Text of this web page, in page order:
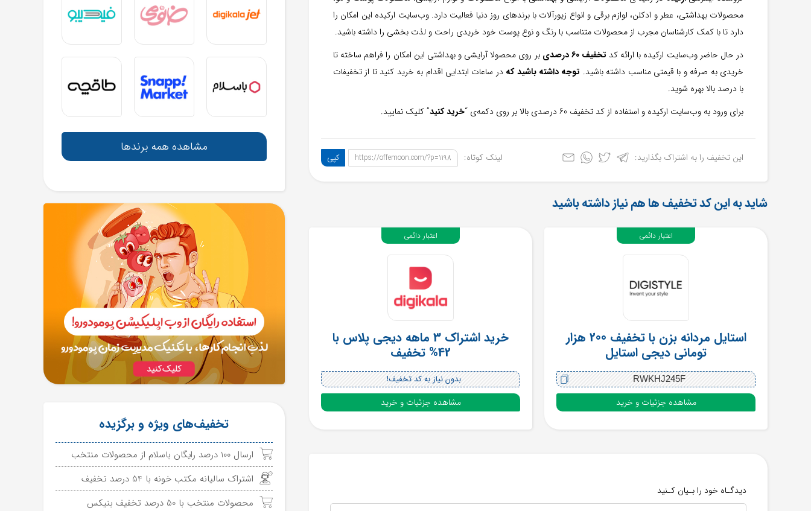
محصولات بهداشتی، عطر و ادکلن، لوازم برقی و انواع زیورآلات با برندهای روز دنیا فعالیت دارد. وب‌سایت ارکیده این امکان را
دارد تا با کمک کارشناسان مجرب از محصولات متناسب با رنگ و نوع پوست خود خریدی راحت و لذت بخشی را داشته باشید.
در حال حاضر وب‌سایت ارکیده با ارائه کد تخفیف 60 درصدی
بر روی محصولا آرایشی و بهداشتی این امکان را فراهم ساخته تا
خریدی به صرفه و با قیمتی مناسب داشته باشید. توجه داشته باشید که در ساعات ابتدایی اقدام به خرید کنید تا از تخفیفات
با درصد بالا بهره شوید.
برای ورود به وب‌سایت ارکیده و استفاده از کد تخفیف 60 درصدی بالا بر روی دکمه‌ی “
خرید کنید” کلیک نمایید.
این تخفیف را به اشتراک بگذارید: لینک کوتاه: https://offemoon.com/?p=1198 کپی
شاید به این کد تخفیف ها هم نیاز داشته باشید
استایل مردانه بزن با تخفیف 200 هزار
تومانی دیجی استایل
RWKHJ245F
مشاهده جزئیات و خرید
اعتبار دائمی
خرید اشتراک 3 ماهه دیجی پلاس با
42% تخفیف
بدون نیاز به کد تخفیف!
مشاهده جزئیات و خرید
اعتبار دائمی
دیدگـاه خود را بـیان کـنید
مشاهده همه برندها
تخفیف‌های ویژه و برگزیده
ارسال 100 درصد رایگان باسلام از محصولات منتخب
اشتراک سالیانه مکتب خونه با 54 درصد تخفیف
محصولات منتخب با 50 درصد تخفیف بنیکس